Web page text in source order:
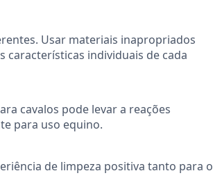
Usar materiais inapropriados
características individuais de cada
cavalos pode levar a reações
para uso equino.
de limpeza positiva tanto para o